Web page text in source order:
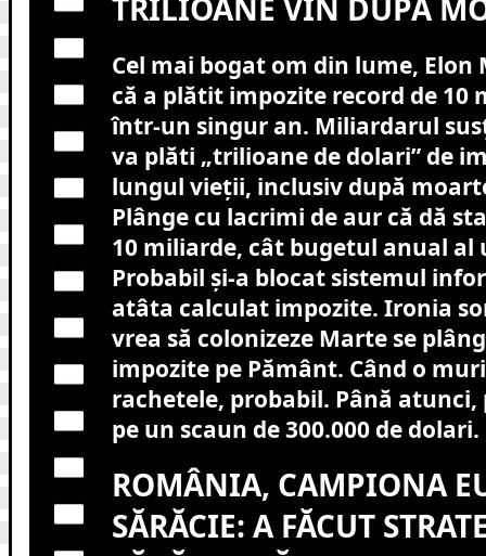
TRILIOANE VIN DUPĂ
Cel mai bogat om din lume, Elon
că a plătit impozite record de 10
într-un singur an. Miliardarul
va plăti „trilioane de dolari” de
lungul vieții, inclusiv după
Plânge cu lacrimi de aur că dă
10 miliarde, cât bugetul anual
Probabil și-a blocat sistemul
atâta calculat impozite. Ironia
vrea să colonizeze Marte se
impozite pe Pământ. Când o
rachetele, probabil. Până
pe un scaun de 300.000 de dolari.
ROMÂNIA, CAMPIONA
SĂRĂCIE: A FĂCUT